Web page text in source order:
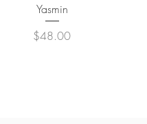
クイックビュー
Yasmin
価格
$48.00